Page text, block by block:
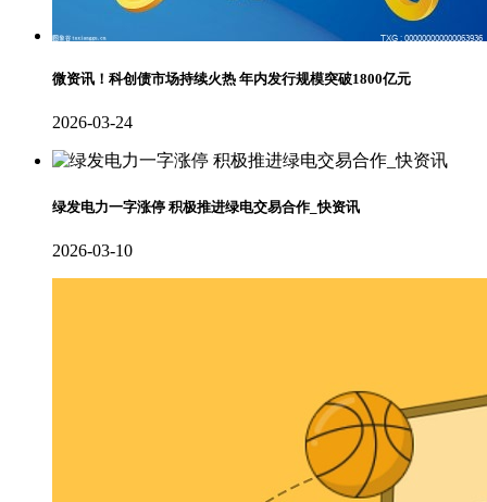
微资讯！科创债市场持续火热 年内发行规模突破1800亿元
2026-03-24
绿发电力一字涨停 积极推进绿电交易合作_快资讯
2026-03-10